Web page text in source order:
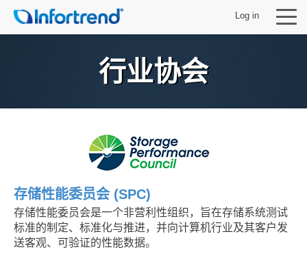
Log in
行业协会
存储性能委员会 (SPC)
存储性能委员会是一个非营利性组织，旨在存储系统测试
标准的制定、标准化与推进，并向计算机行业及其客户发
送客观、可验证的性能数据。
支持
合作伙伴